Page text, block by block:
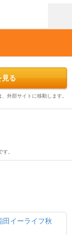
見る
、外部サイトに移動します。
。
田イーライフ秋